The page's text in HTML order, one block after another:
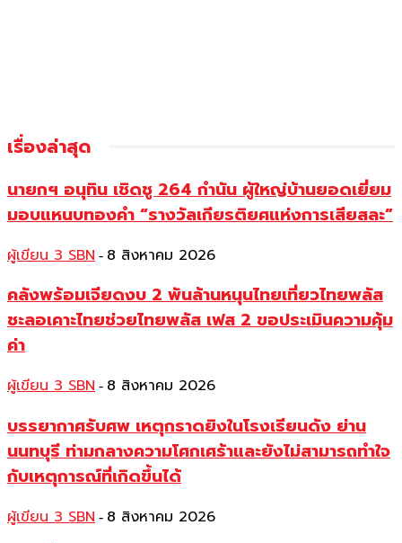
เรื่องล่าสุด
นายกฯ อนุทิน เชิดชู 264 กำนัน ผู้ใหญ่บ้านยอดเยี่ยม
มอบแหนบทองคำ “รางวัลเกียรติยศแห่งการเสียสละ”
ผู้เขียน 3 SBN - 8 สิงหาคม 2026
คลังพร้อมเจียดงบ 2 พันล้านหนุนไทยเที่ยวไทยพลัส
ชะลอเคาะไทยช่วยไทยพลัส เฟส 2 ขอประเมินความคุ้ม
ค่า
ผู้เขียน 3 SBN - 8 สิงหาคม 2026
บรรยากาศรับศพ เหตุกราดยิงในโรงเรียนดัง ย่าน
นนทบุรี ท่ามกลางความโศกเศร้าและยังไม่สามารถทำใจ
กับเหตุการณ์ที่เกิดขึ้นได้
ผู้เขียน 3 SBN - 8 สิงหาคม 2026